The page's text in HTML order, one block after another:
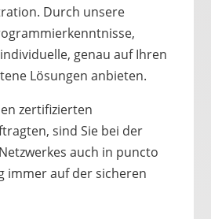
Durch unsere
genau auf Ihren
Lösungen anbieten.
zertifizierten
sind Sie bei der
auch in puncto
immer auf der sicheren